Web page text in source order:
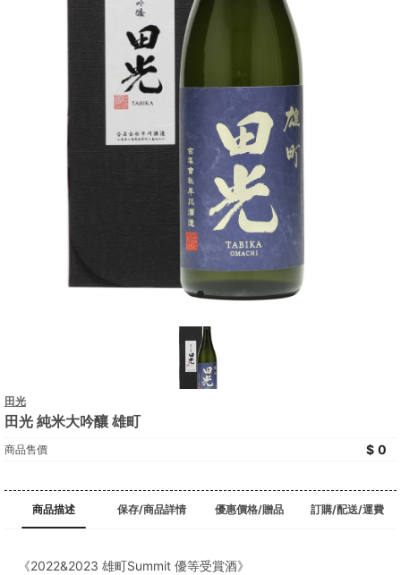
田光
田光 純米大吟釀 雄町
商品售價 0
商品描述 保存/商品詳情 優惠價格/贈品 訂購/配送/運費
《2022&2023 雄町Summit 優等受賞酒》